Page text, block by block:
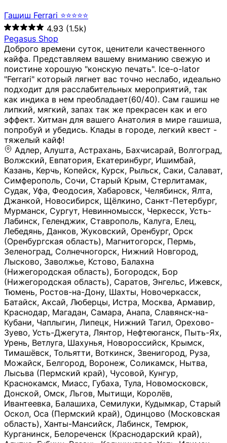
Гашиш Ferrari ⭐⭐⭐⭐⭐
4.93 (1.5k)
Pegasus Shop
Доброго времени суток, ценители качественного
кайфа. Представляем вашему вниманию свежую и
поистине хорошую "конскую печать". Ice-o-lator
"Ferrari" который лягнет вас точно неслабо, идеально
подходит для расслабительных мероприятий, так
как индика в нем преобладает(60/40). Сам гашиш не
липкий, мягкий, запах так же прекрасен как и его
эффект. Хитман для вашего Анатолия в мире гашиша,
попробуй и убедись. Клады в городе, легкий квест -
тяжелый кайф!
Адлер, Алушта, Астрахань, Бахчисарай, Волгоград, Волжский, Евпатория, Екатеринбург, Ишимбай, Казань, Керчь, Копейск, Курск, Рыльск, Саки, Салават, Симферополь, Сочи, Старый Крым, Стерлитамак, Судак, Уфа, Феодосия, Хабаровск, Челябинск, Ялта, Джанкой, Новосибирск, Щёлкино, Санкт-Петербург, Мурманск, Сургут, Невинномысск, Черкесск, Усть-Лабинск, Геленджик, Ставрополь, Калуга, Елец, Лебедянь, Данков, Жуковский, Оренбург, Орск (Оренбургская область), Магнитогорск, Пермь, Зеленоград, Солнечногорск, Нижний Новгород, Лысково, Заволжье, Кстово, Балахна (Нижегородская область), Богородск, Бор (Нижегородская область), Саратов, Энгельс, Ижевск, Тюмень, Ростов-на-Дону, Шахты, Новочеркасск, Батайск, Аксай, Люберцы, Истра, Москва, Армавир, Краснодар, Магадан, Самара, Анапа, Славянск-на-Кубани, Чаплыгин, Липецк, Нижний Тагил, Орехово-Зуево, Усть-Джегута, Лянтор, Нефтеюганск, Пыть-Ях, Урень, Ветлуга, Шахунья, Новороссийск, Крымск, Тимашёвск, Тольятти, Воткинск, Звенигород, Руза, Можайск, Белгород, Воронеж, Соликамск, Нытва, Лысьва (Пермский край), Чусовой, Кунгур, Краснокамск, Миасс, Губаха, Тула, Новомосковск, Донской, Омск, Льгов, Мытищи, Королёв, Ивантеевка, Балашиха, Семилуки, Кудымкар, Старый Оскол, Оса (Пермский край), Одинцово (Московская область), Ханты-Мансийск, Лабинск, Темрюк, Курганинск, Белореченск (Краснодарский край), Алупкa, Губкин, Рязань, Калининград, Усть-Илимск, Фрязино, Минеральные Воды, Пятигорск, Кострома, Ярославль, Коркино, Верхняя Пышма, Подольск, Красноярск, Смоленск, Долгопрудный, Чебоксары, Калачинск, Канск, Киров (Кировская область), Вологда, Рославль, Владивосток, Обнинск, Балабаново (Калужская область), Малоярославец, Брянск, Видное, Ярцево, Вязьма, Гагарин, Приволжск, Фурманов, Чайковский, Кинешма, Горячий Ключ, Улан-Удэ, Туймазы, Дюртюли, Альметьевск, Нефтекамск, Хадыженск, Апшеронск, Майкоп, Уссурийск, Ульяновск, Гатчина, Луга (Ленинградская область), Надым, Ногинск, Электросталь, Железнодорожный (Московская область), Бутурлиновка, Кириллов, Краснознаменск (Калиниградская область), Мышкин, Томмот, Холм, Абакан, Абдулино, Агидель, Агрыз, Адыгейск, Азнакаево, Алатырь, Алдан, Алейск, Александров, Александровск, Алексеевка (Белгородская обл.), Алексин, Амурск, Анадырь, Ангарск, Андреаполь, Анжеро-Судженск, Анива, Апатиты, Арамиль, Ардон, Арзамас, Аркадак, Арсеньев, Артём, Артёмовский, Архангельск, Асбест, Асино, Аткарск, Ахтубинск, Аша, Бабаево (Вологодская область), Бавлы (Республика Татарстан), Байкальск, Бакал, Баксан, Балаклава, Балаково (Саратовская область), Балашов (Саратовская область), Балтийск, Барабинск, Барнаул, Барыш (Ульяновская область), Бежецк, Белая Калитва (Ростовская область), Белебей, Белогорск (Крым), Белозерск, Белокуриха, Беломорск, Белоозёрский (Московская область), Белорецк (Республика Башкортостан), Кызыл, Белоярский (Ханты-Мансийский АО), Бердск, Березники (Пермский край), Берёзовский (Кемеровская область), Берёзовский (Свердловская область), Беслан, Бийск, Бикин, Билибино, Биробиджан, Благовещенск (Амурская область), Благовещенск (Башкортостан), Бобров, Богородицк, Боготол, Богучар, Бокситогорск (Ленинградская область), Бологое (Тверская область), Болхов, Большой Камень (Приморский край), Борисоглебск (Воронежская область), Боровичи (Новгородская область), Боровск, Бородино, Братск, Бронницы (Московская область), Бугульма (Республика Татарстан), Бугуруслан (Оренбургская область), Буинск, Буй, Буйнакск, Валдай, Валуйки, Велиж, Великие Луки, Великий Новгород, Великий Устюг, Вельск, Венёв, Верещагино, Верхнеуральск, Верхний Уфалей, Верхняя Салда, Верхняя Тура, Весьегонск, Вилючинск, Вихоревка, Вичуга, Владикавказ, Волгодонск, Волгореченск, Володарск, Волосово, Волчанск, Вольск, Воркута, Ворсма, Всеволожск (Ленинградская область), Вуктыл, Выкса, Высоковск, Высоцк, Вытегра, Вышний Волочёк, Вяземский, Вязники, Вятские Поляны, Нея, Шилка, Гаврилов Посад, Гаврилов-Ям, Гай, Галич, Гдов, Голицыно, Горно-Алтайск, Горнозаводск, Горняк, Городец, Гороховец, Гремячинск, Грозный, Грязи, Грязовец, Губкинский, Гуково, Гулькевичи, Гурьевск (Калининградская область), Гурьевск (Кемеровская область), Гусев, Гусь-Хрустальный, Давлеканово, Далматово, Дальнегорск, Дегтярск, Дедовск, Демидов, Дербент, Десногорск, Дзержинск, Дзержинский (Московская область), Дивногорск, Димитровград, Дмитровск, Дно, Добрянка, Долинск, Домодедово, Донецк (ДНР), Дорогобуж, Дрезна, Дубна, Дудинка, Духовщина, Дятьково, Егорьевск, Елабуга, Елизово, Ельня (Будет изменено название), Емва, Енисейск, Ермолино, Ершов, Ессентуки, Ефремов, Железноводск, Железногорск (Красноярский край), Железногорск (Курская область), Железногорск-Илимский, Жигулёвск, Жиздра, Жирновск, Жуков, Жуковка, Заводоуковск, Заволжск, Задонск, Заинск, Заозёрный, Заозёрск, Западная Двина, Заполярный, Зарайск, Заречный (Пензенская область), Заречный (Свердловская область), Заринск, Звенигово, Зверево, Зеленогорск ( Ленинградская обл. ), Зеленоградск, Зеленодольск, Зеленокумск, Зерноград, Зима, Змеиногорск, Зубцов, Ивангород, Иваново, Ивдель, Избербаш, Изобильный, Иланский, Инза, Инкерман, Инта, Ипатово, Искитим, Йошкар-Ола, Кадников, Калач, Калач-на-Дону, Калининск, Калтан, Калязин, Камбарка, Каменка (Пензенская область), Каменногорск (Ленинградская область), Каменск-Уральский, Каменск-Шахтинский, Камень-на-Оби, Камешково, Камышин, Канаш, Кандалакша, Карабаново, Карабаш, Карачаевск, Каргат, Каргополь, Карпинск, Карталы, Касимов, Касли, Каспийск, Катав-Ивановск, Катайск, Качканар, Кашин, Кашира, Кемерово, Кемь, Кизел, Кизилюрт, Кизляр, Кимовск, Кимры, Кингисепп, Кинель, Киреевск, Киренск, Киржач, Кириши, Кирово-Чепецк, Кировск (Ленинградская область), Кировск (Мурманская область), Кирсанов, Киселёвск, Кисловодск, Климовск, Клинцы, Княгинино, Ковдор, Ковров, Когалым, Козельск, Козьмодемьянск, Кола, Кологрив, Колпашево, Колпино, Кольчугино, Комсомольск, Комсомольск-на-Амуре, Конаково, Кондопога, Кондрово, Константиновск, Кораблино, Кореновск, Корсаков, Коряжма, Костерёво, Костомукша, Котельники, Котельниково, Котельнич, Котлас, Котовск, Кохма, Красноармейск (Московская область), Краснозаводск, Краснознаменск (Московская область), Краснокаменск, Краснослободск (Волгоградская область), Краснотурьинск, Красноуральск, Красный Сулин, Кремёнки, Кропоткин, Кубинка, Кувшиново (Тверская область), Кудрово, Кулебаки, Кумертау, Курлово, Куровское, Куртамыш, Курчатов, Куса, Кушва, Кыштым, Лабытнанги, Лагань, Лаишево (Республика Татарстан), Лакинск, Лангепас, Лахденпохья, Ленинск-Кузнецкий, Ленск (Республика Саха), Лермонтов (Ставропольский край), Лесозаводск (Приморский край), Лесосибирск, Ливны (Орловская область), Ликино-Дулёво, Липки (Тульская область), Лиски (Воронежская область), Лихославль, Лодейное Поле, Ломоносов (Санкт-Петербург), Лосино-Петровский, Лукоянов, Луховицы, Лыткарино, Любань (Ленинградская область), Любим, Людиново, Магас, Майский, Макаров, Малая Вишера, Малгобек, Мамадыш, Мамоново, Мантурово, Маркс, Махачкала, Мглин, Мегион, Медвежьегорск, Медногорск, Медынь, Меленки, Мелеуз, Менделеевск, Мещовск, Микунь, Миллерово, Минусинск, Миньяр, Мирный (Архангельская область), Мирный (Якутия), Михайловка (Город), Михайловск (Свердловская область), Михайловск (Ставропольский край), Могоча, Можга, Моздок, Мончегорск, Морозовск, Моршанск, Мосальск, Муравленко, Мурино, Муром, Мценск, Мыски, Набережные Челны, Навашино (Нижегородская область), Назарово (Красноярский край), Назрань, Нальчик, Наро-Фоминск, Нарткала, Нарьян-Мар, Находка, Невель (Псковская область), Невельск, Невьянск, Нелидово (Тверская область), Неман, Нерехта (Костромская область), Нерюнгри, Нестеров, Нефтегорск (Самарская область), Нефтекумск, Нижневартовск, Нижнекамск (Республика Татарстан), Нижнеудинск, Нижние Серги, Нижний Ломов, Нижняя Тура, Николаевск-на-Амуре, Никольск (Вологодская область), Никольск (Пензенская область), Новая Ладога, Новая Ляля, Новоалександровск, Новоалтайск, Нововоронеж, Новодвинск, Новозыбков, Новокубанск, Новокуйбышевск, Новомичуринск, Новопавловск, Новоржев, Новосокольники, Новотроицк, Новоульяновск, Новоуральск, Новохопёрск, Новочебоксарск, Новошахтинск, Новый Оскол, Новый Уренгой, Норильск, Нурлат, Нягань, Нязепетровск, Няндома, Облучье, Обоянь, Озёрск (Калининградская область), Озёрск (Челябинская область), Озёры, Октябрьск (Самарская область), Октябрьский (Башкортостан), Окуловка (Новгородская область), Оленегорск, Олонец, Онега, Опочка, Осинники, Осташков, Остров, Острогожск, Отрадный, Оха, Павлово, Павловск (Воронежская область), Павловск (Санкт-Петербург), Павловский Посад, Партизанск, Певек, Пенза, Первоуральск, Перевоз, Пересвет, Переславль-Залесский, Пестово (Новгородская область), Петрозаводск, Петропавловск-Камчатский, Печоры, Пикалёво, Пионерский, Питкяранта, Плавск, Плёс, Подпорожье, Покачи, Покров, Покровск, Полесск, Полысаево, Полярные Зори, Полярный, Поронайск, Порхов, Похвистнево, Почеп, Починок, Пошехонье, Правдинск, Приморск (Калининградская область), Приморско-Ахтарск, Приозерск, Прокопьевск, Протвино, Прохладный, Пугачёв, Пудож, Пустошка, Пушкино, Пущино, Пыталово, Радужный (Владимирская область), Радужный (Ханты-Мансийский АО), Райчихинск, Раменское, Рассказово, Ревда, Реж, Реутов, Родники, Россошь, Ростов (Ярославская обл.), Рошаль, Ртищево, Рубцовск, Рузаевка, Рыбинск, Рыбное, Ряжск, Салехард, Сальск, Саранск, Сарапул, Саров, Сасово, Сатка, Сафоново, Саяногорск, Саянск, Светлогорск, Светлоград, Светлый, Светогорск (Ленинградская область), Свободный, Себеж, Северобайкальск, Северодвинск, Североуральск, Сегежа, Семикаракорск, Сенгилей, Серафимович, Сергач, Сергиев Посад, Сердобск, Сертолово (Ленинградская область), Сестрорецк (Ленинградская область), Сибай, Скопин, Славгород, Сланцы, Слободской, Слюдянка, Собинка, Советск (Кировская область), Советск (Калининградская область), Советск (Тульская область), Советская Гавань, Советский (Ханты-Мансийский АО), Сокол (Вологодская область), Солигалич, Соль-Илецк, Сольцы, Сортавала, Сосенский, Сосновоборск, Сосновый Бор (Ленинградская область), Сосногорск, Спас-Клепики, Спасск-Рязанский, С